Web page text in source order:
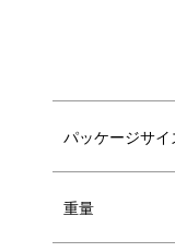
お皿のカー
パッケージサイ
重量